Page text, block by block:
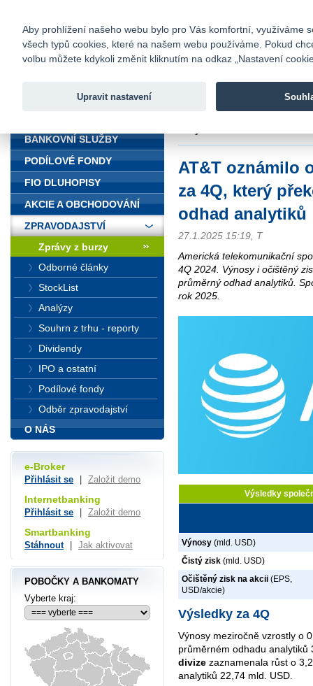
Fio banka
Fio banka
AT&T oznámilo
za 4Q, který
odhad analytiků
27.1.2025 15:19, T
Americká telekomunikační
4Q 2024. Výnosy i očištěný
průměrný odhad analytiků.
rok 2025.
Výsledky
Výnosy (mld. USD)
Čistý zisk (mld. USD)
Očištěný zisk na akcii (EPS,
USD/akcie)
Výsledky za 4Q
Výnosy meziročně vzrostly o
průměrném odhadu
divize zaznamenala růst o
analytiků 22,74 mld. USD.
BANKOVNÍ SLUŽBY
PODÍLOVÉ FONDY
FIO DLUHOPISY
AKCIE A OBCHODOVÁNÍ
ZPRAVODAJSTVÍ
Zprávy z burzy
Odborné články
StockList
Analýzy
Souhrn z trhu - reporty
Dividendy
IPO a ostatní
Podílové fondy
Odběr zpravodajství
O NÁS
e-Broker
Přihlásit se Založit demo
Internetbanking
Přihlásit se Založit demo
Smartbanking
Stáhnout Jak aktivovat
POBOČKY A BANKOMATY
Vyberte kraj:
Aby prohlížení našeho webu bylo pro Vás komfortní, využíváme
všech typů cookies, které na našem webu používáme. Pokud
volbu můžete kdykoli změnit kliknutím na odkaz „Nastavení
Upravit nastavení